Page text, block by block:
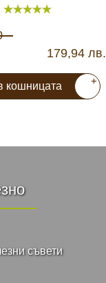
179,94 лв.
кошницата +
съвети